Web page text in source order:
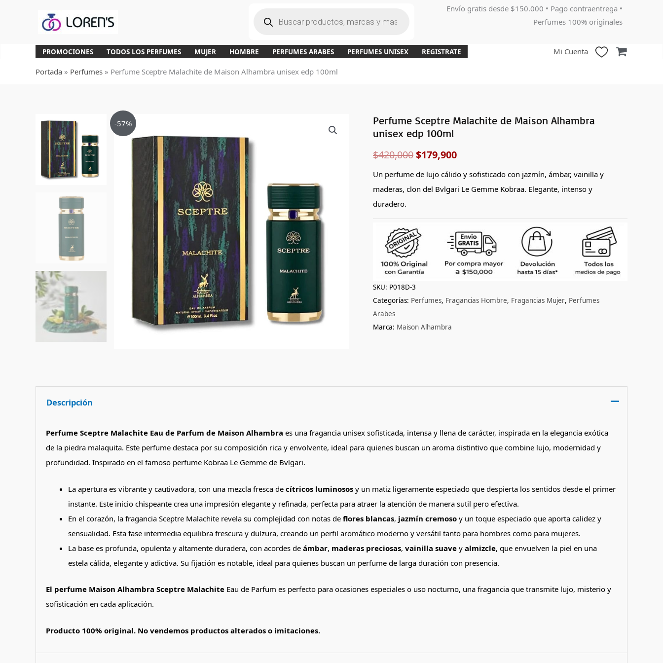
a
d
e
r
o
Envío gratis desde $150.000 • Pago contraentrega •
Perfumes 100% originales
PROMOCIONES TODOS LOS PERFUMES MUJER HOMBRE PERFUMES ARABES PERFUMES UNISEX REGISTRATE Mi Cuenta
Portada » Perfumes » Perfume Sceptre Malachite de Maison Alhambra unisex edp 100ml
-57%
Perfume Sceptre Malachite de Maison Alhambra
unisex edp 100ml
$420,000
El
precio
original
era:
$179,900
El
es:
Un perfume de lujo cálido y sofisticado con jazmín, ámbar, vainilla y
maderas, clon del Bvlgari Le Gemme Kobraa. Elegante, intenso y
duradero.
SKU: P018D-3
Categorías: Perfumes, Fragancias Hombre, Fragancias Mujer, Perfumes
Arabes
Marca: Maison Alhambra
Descripción
Perfume Sceptre Malachite Eau de Parfum de Maison Alhambra es una fragancia unisex sofisticada, intensa y llena de carácter, inspirada en la elegancia exótica
de la piedra malaquita. Este perfume destaca por su composición rica y envolvente, ideal para quienes buscan un aroma distintivo que combine lujo, modernidad y
profundidad. Inspirado en el famoso perfume Kobraa Le Gemme de Bvlgari.
La apertura es vibrante y cautivadora, con una mezcla fresca de cítricos luminososy un matiz ligeramente especiado que despierta los sentidos desde el primer
instante. Este inicio chispeante crea una impresión elegante y refinada, perfecta para atraer la atención de manera sutil pero efectiva.
En el corazón, la fragancia Sceptre Malachite revela su complejidad con notas de flores blancas, jazmín cremosoy un toque especiado que aporta calidez y
sensualidad. Esta fase intermedia equilibra frescura y dulzura, creando un perfil aromático moderno y versátil tanto para hombres como para mujeres.
La base es profunda, opulenta y altamente duradera, con acordes de ámbar, maderas preciosas, vainilla suavey almizcle, que envuelven la piel en una
estela cálida, elegante y adictiva. Su fijación es notable, ideal para quienes buscan un perfume de larga duración con presencia.
El perfume Maison Alhambra Sceptre MalachiteEau de Parfum es perfecto para ocasiones especiales o uso nocturno, una fragancia que transmite lujo, misterio y
sofisticación en cada aplicación.
Producto 100% original. No vendemos productos alterados o imitaciones.